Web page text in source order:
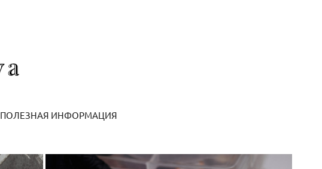
ПОЛЕЗНАЯ ИНФОРМАЦИЯ